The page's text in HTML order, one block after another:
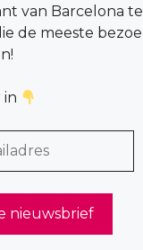
van Barcelona te
de meeste
in